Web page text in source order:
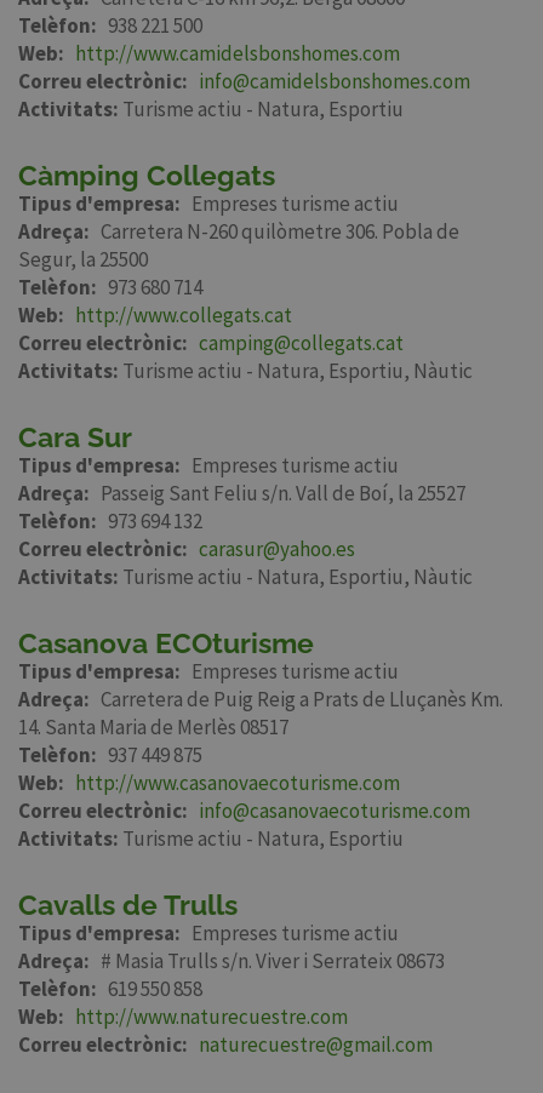
Telèfon
938 221 500
Web
http://www.camidelsbonshomes.com
Correu electrònic
info@camidelsbonshomes.com
Activitats: Turisme actiu - Natura Esportiu
Càmping Collegats
Tipus d'empresa
Empreses turisme actiu
Adreça
Carretera N-260 quilòmetre 306. Pobla de
Segur, la 25500
Telèfon
973 680 714
Web
http://www.collegats.cat
Correu electrònic
camping@collegats.cat
Activitats: Turisme actiu - Natura Esportiu Nàutic
Cara Sur
Tipus d'empresa
Empreses turisme actiu
Adreça
Passeig Sant Feliu s/n. Vall de Boí, la 25527
Telèfon
973 694 132
Correu electrònic
carasur@yahoo.es
Activitats: Turisme actiu - Natura Esportiu Nàutic
Casanova ECOturisme
Tipus d'empresa
Empreses turisme actiu
Adreça
Carretera de Puig Reig a Prats de Lluçanès Km.
14. Santa Maria de Merlès 08517
Telèfon
937 449 875
Web
http://www.casanovaecoturisme.com
Correu electrònic
info@casanovaecoturisme.com
Activitats: Turisme actiu - Natura Esportiu
Cavalls de Trulls
Tipus d'empresa
Empreses turisme actiu
Adreça
# Masia Trulls s/n. Viver i Serrateix 08673
Telèfon
619 550 858
Web
http://www.naturecuestre.com
Correu electrònic
naturecuestre@gmail.com